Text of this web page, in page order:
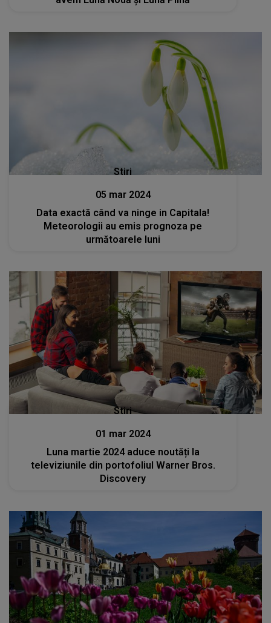
Stiri
05 mar 2024
Data exactă când va ninge in Capitala!
Meteorologii au emis prognoza pe
următoarele luni
Stiri
01 mar 2024
Luna martie 2024 aduce noutăți la
televiziunile din portofoliul Warner Bros.
Discovery